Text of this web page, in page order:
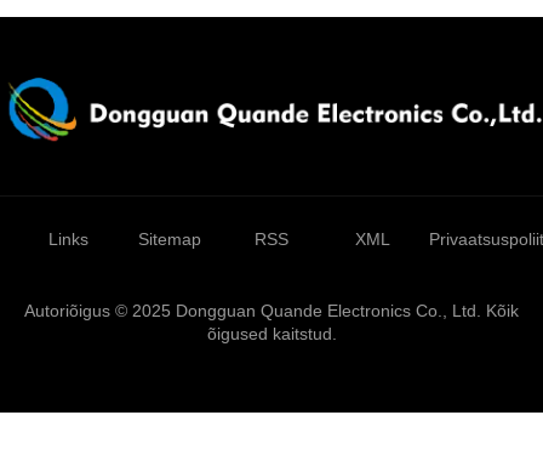
Links Sitemap RSS XML
Autoriõigus © 2025 Dongguan Quande Electronics Co., Ltd. Kõik
õigused kaitstud.